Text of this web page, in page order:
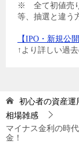
※ 全て初値売
等、抽選と違う
【IPO・新規公
↑より詳しい過
初心者の資産
相場雑感
マイナス金利の時
金！